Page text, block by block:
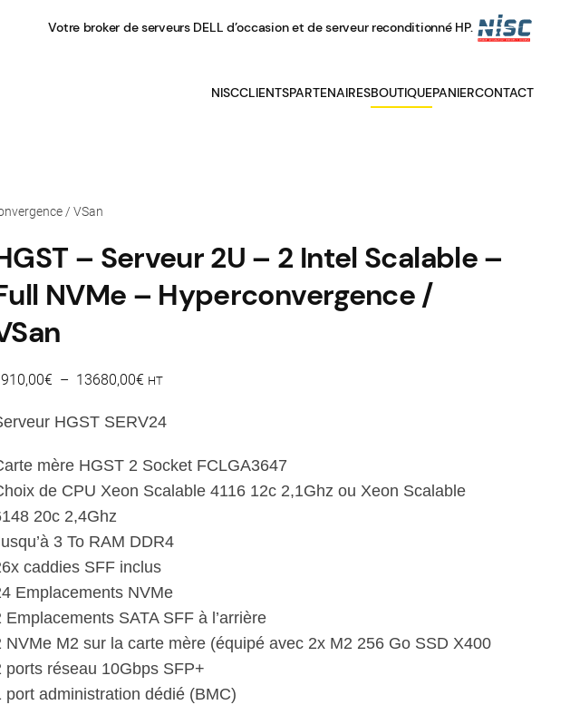
Votre broker de serveurs DELL d’occasion et de serveur reconditionné HP.
NISCCLIENTSPARTENAIRESBOUTIQUEPANIERCONTACT
/ VSan
– Serveur 2U – 2 Intel Scalable –
NVMe – Hyperconvergence /
€ – 13680,00€ Plage
prix :
à
13680,00€
HT
HGST SERV24
mère HGST 2 Socket FCLGA3647
de CPU Xeon Scalable 4116 12c 2,1Ghz ou Xeon Scalable
20c 2,4Ghz
3 To RAM DDR4
caddies SFF inclus
Emplacements NVMe
Emplacements SATA SFF à l’arrière
NVMe M2 sur la carte mère (équipé avec 2x M2 256 Go SSD X400
ports réseau 10Gbps SFP+
port administration dédié (BMC)